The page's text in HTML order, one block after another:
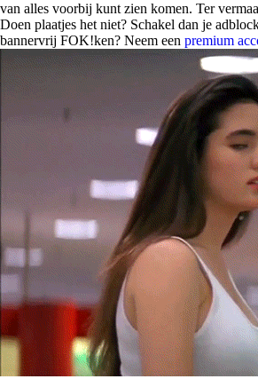
van alles voorbij kunt zien komen. Ter
Doen plaatjes het niet? Schakel dan je
bannervrij FOK!ken? Neem een premium